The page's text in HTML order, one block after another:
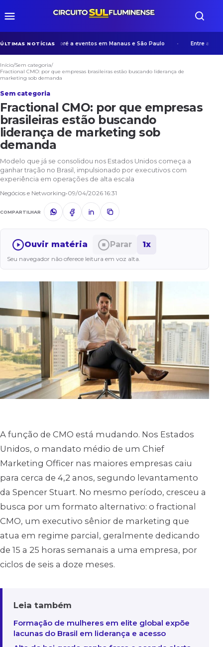
ÚLTIMAS NOTÍCIAS
de Manicoré a eventos em Manaus e São Paulo Entre
Início/Sem categoria/
Fractional CMO: por que empresas brasileiras estão buscando liderança de
marketing sob demanda
Sem categoria
Fractional CMO: por que empresas
brasileiras estão buscando
liderança de marketing sob
demanda
Modelo que já se consolidou nos Estados Unidos começa a
ganhar tração no Brasil, impulsionado por executivos com
experiência em operações de alta escala
Negócios e Networking•09/04/2026 16:31
COMPARTILHAR
Ouvir matéria Parar 1x
Seu navegador não oferece leitura em voz alta.
A função de CMO está mudando. Nos Estados
Unidos, o mandato médio de um Chief
Marketing Officer nas maiores empresas caiu
para cerca de 4,2 anos, segundo levantamento
da Spencer Stuart. No mesmo período, cresceu a
busca por um formato alternativo: o fractional
CMO, um executivo sênior de marketing que
atua em regime parcial, geralmente dedicando
de 15 a 25 horas semanais a uma empresa, por
ciclos de seis a doze meses.
Leia também
Formação de mulheres em elite global expõe
lacunas do Brasil em liderança e acesso